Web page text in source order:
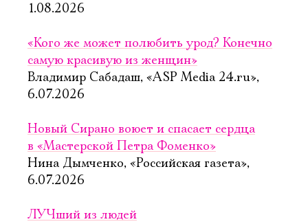
1.08.2026
«Кого же может полюбить урод? Конечно
самую красивую из женщин»
Владимир Сабадаш, «ASP Media 24.ru»,
6.07.2026
Новый Сирано воюет и спасает сердца
в «Мастерской Петра Фоменко»
Нина Дымченко, «Российская газета»,
6.07.2026
ЛУЧший из людей